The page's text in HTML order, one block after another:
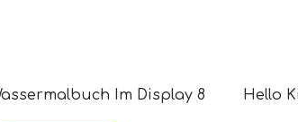
Im Display 8
Hello